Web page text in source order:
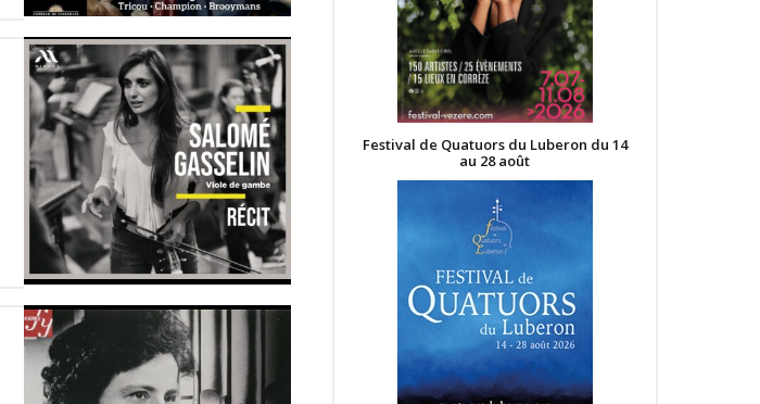
Festival de Quatuors du Luberon du 14
au 28 août